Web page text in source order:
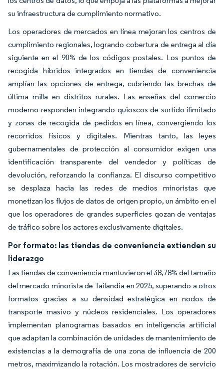
su infraestructura de cumplimiento normativo.
Los operadores de mercados en línea mejoran los centros de
cumplimiento regionales, logrando cobertura de entrega al día
siguiente en el 90% de los códigos postales. Los puntos de
recogida híbridos integrados en tiendas de conveniencia
amplían las opciones de entrega, cubriendo las brechas de
última milla en distritos rurales. Las enseñas del comercio
moderno responden integrando quioscos de surtido ilimitado
y zonas de recogida de pedidos en línea, convergiendo los
recorridos físicos y digitales. Mientras tanto, las leyes
gubernamentales de protección al consumidor exigen una
identificación transparente del vendedor y políticas de
devolución, reforzando la confianza. El discurso competitivo
se desplaza hacia las redes de medios minoristas que
monetizan los flujos de datos de origen propio, un ámbito en el
que los operadores de grandes superficies gozan de ventajas
de tráfico sobre los actores exclusivamente digitales.
Por formato: las tiendas de conveniencia extienden su
liderazgo
Las tiendas de conveniencia mantuvieron el 38,78% del tamaño
del mercado minorista de Tailandia en 2025, superando a otros
formatos gracias a su densidad estratégica en nodos de
transporte masivo y núcleos residenciales. Los operadores
implementan planogramas basados en inteligencia artificial
que adaptan la combinación de unidades de mantenimiento de
existencias a la demografía de una zona de influencia de 200
metros, maximizando la rotación. Los mostradores de servicio